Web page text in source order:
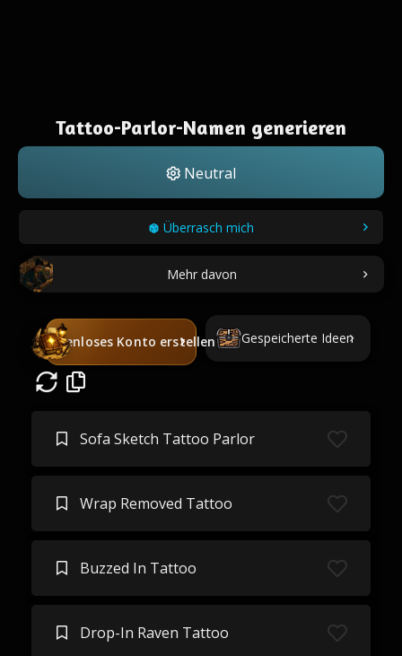
Tattoo-Parlor-Namen generieren
Neutral
Überrasch mich
Mehr davon
Kostenloses Konto erstellen Gespeicherte Ideen
Sofa Sketch Tattoo Parlor
Wrap Removed Tattoo
Buzzed In Tattoo
Drop-In Raven Tattoo